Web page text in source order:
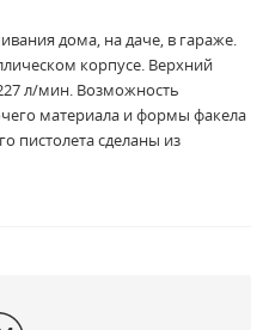
дома, на даче, в гараже.
корпусе. Верхний
л/мин. Возможность
материала и формы факела
пистолета сделаны из